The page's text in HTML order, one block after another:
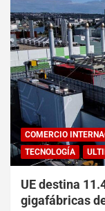
COMERCIO
TECNOLOGÍA
UE destina
gigafábricas